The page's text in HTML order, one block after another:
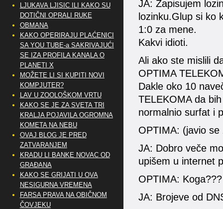
JA: Zapisujem
lozinku.Glup si ko
1:0 za mene.
Kakvi idioti.
Ali ako ste mislili
OPTIMA
Dakle oko 10
TELEKOMA da
normalnio surfat i
OPTIMA: (javio
JA: Dobro veče
upišem u internet
OPTIMA: Koga???
JA: Brojeve od
LJUKAVA LJISIC ILI KAKO SU
DOTIČNI OPRALI RUKE
OBMANA
KAKO OPERIRAJU PLAĆENICI
SA YOU TUBE-a SAKRIVAJUĆI
SE IZA PROFILA KANALA O
PLANETI X
MOŽETE LI SI KUPITI NOVI
KOMPJUTER?
LAV U ZOOLOŠKOM VRTU
KAKO SE JE ZA SVETA TRI
KRALJA POJAVILA OGROMNA
KOMETA NA NEBU
OVAJ BLOG JE PRED
ZATVARANJEM
KRADU LI BANKE NOVAC OD
GRAĐANA
KAKO SE GRIJATI U OVA
NESIGURNA VREMENA
FARSA PRAVA NA OBIČNOM
ČOVJEKU